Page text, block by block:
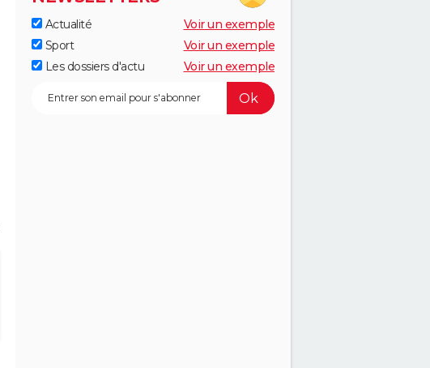
Actualité
Voir un exemple
Sport
Voir un exemple
Les dossiers d'actu
Voir un exemple